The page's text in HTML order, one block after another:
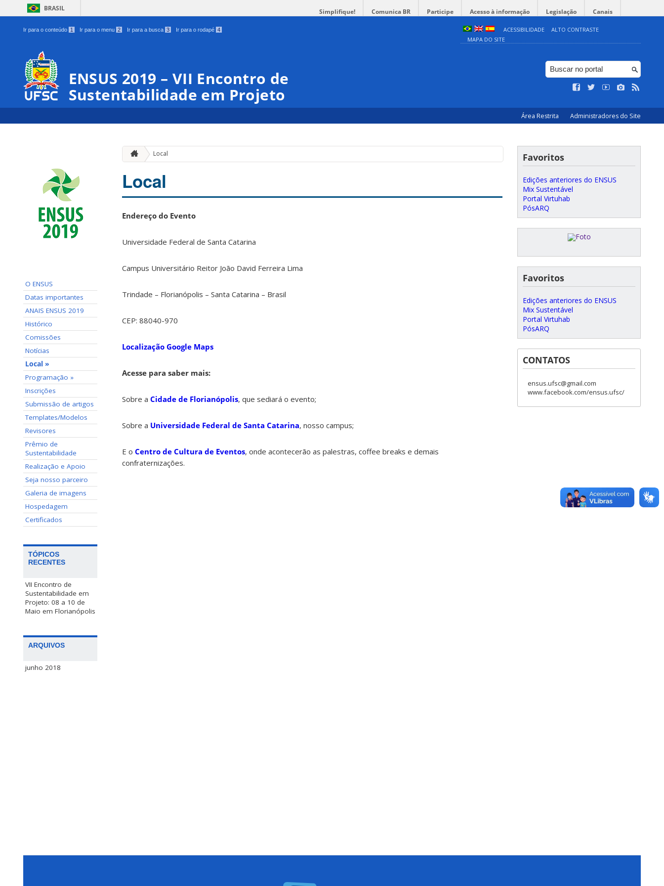
BRASIL Simplifique! Comunica BR Participe Acesso à informação Legislação Canais
Ir para o conteúdo 1 Ir para o menu 2 Ir para a busca 3 Ir para o rodapé 4 ACESSIBILIDADE
ALTO CONTRASTE
MAPA DO SITE
ENSUS 2019 – VII Encontro de
Sustentabilidade em Projeto
Área Restrita Administradores do Site
O ENSUS
Datas importantes
ANAIS ENSUS 2019
Histórico
Comissões
Notícias
Local »
Programação »
Inscrições
Submissão de artigos
Templates/Modelos
Revisores
Prêmio de
Sustentabilidade
Realização e Apoio
Seja nosso parceiro
Galeria de imagens
Hospedagem
Certificados
TÓPICOS
RECENTES
VII Encontro de
Sustentabilidade em
Projeto: 08 a 10 de
Maio em Florianópolis
ARQUIVOS
junho 2018
Local
Local
Endereço do Evento
Universidade Federal de Santa Catarina
Campus Universitário Reitor João David Ferreira Lima
Trindade – Florianópolis – Santa Catarina – Brasil
CEP: 88040-970
Localização Google Maps
Acesse para saber mais:
Sobre a Cidade de Florianópolis, que sediará o evento;
Sobre a Universidade Federal de Santa Catarina, nosso campus;
E o Centro de Cultura de Eventos, onde acontecerão as palestras, coffee breaks e demais
confraternizações.
Favoritos
Edições anteriores do ENSUS
Mix Sustentável
Portal Virtuhab
PósARQ
Favoritos
Edições anteriores do ENSUS
Mix Sustentável
Portal Virtuhab
PósARQ
CONTATOS
ensus.ufsc@gmail.com
www.facebook.com/ensus.ufsc/